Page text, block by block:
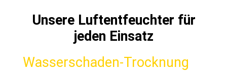
Unsere Luftentfeuchter für
jeden Einsatz
Wasserschaden-Trocknung